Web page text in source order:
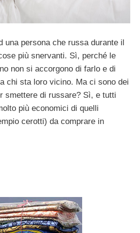
una persona che russa durante il
più snervanti. Sì, perché le
non si accorgono di farlo e di
chi sta loro vicino. Ma ci sono dei
smettere di russare? Sì, e tutti
più economici di quelli
cerotti) da comprare in